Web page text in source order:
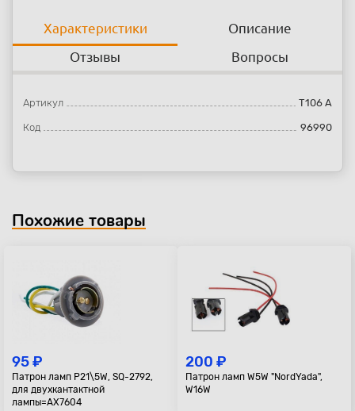
Характеристики
Описание
Отзывы
Вопросы
Артикул T106 A
Код 96990
Похожие товары
95 ₽
Патрон ламп P21\5W, SQ-2792,
для двухкантактной
лампы=AX7604
200 ₽
Патрон ламп W5W "NordYada",
W16W